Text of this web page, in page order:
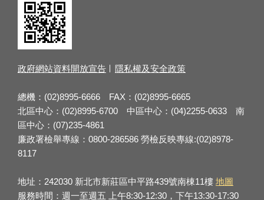
政府網站資料開放宣告 隱私權及安全政策
總機：(02)8995-6666 FAX：(02)8995-6665
北區中心：(02)8995-6700 中區中心：(04)2255-0633 南
區中心：(07)235-4861
廉政署檢舉專線：0800-286586 勞檢反映專線:(02)8978-
8117
地址：242030 新北市新莊區中平路439號南棟11樓 地圖
服務時間：週一至週五 上午8:30-12:30，下午13:30-17:30